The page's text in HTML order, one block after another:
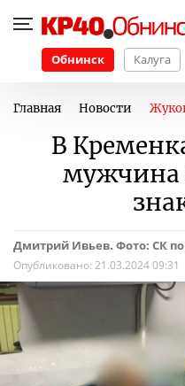
Обнинск Калуга
Главная Новости
В
мужчина
Дмитрий Ивьев. Фото: СК
Опубликовано: 21.03.2024 09:31